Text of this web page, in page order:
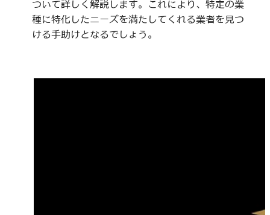
ついて詳しく解説します。これにより、特定の業
種に特化したニーズを満たしてくれる業者を見つ
ける手助けとなるでしょう。